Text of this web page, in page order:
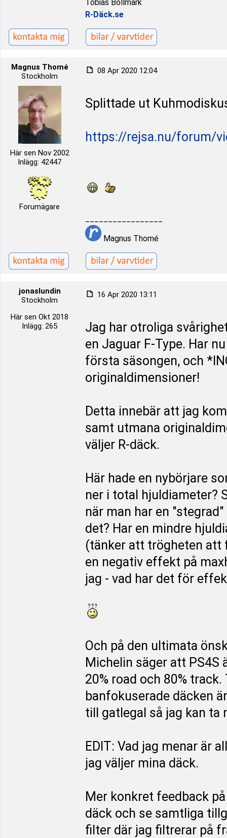
Tobias Bollmark
R-Däck.se
Magnus Thomé
Stockholm
Här sen Nov 2002
Inlägg: 42447
Forumägare
08 Apr 2020 12:04
Splittade ut
https://rejsa.nu/forum/
Magnus Thomé
jonaslundin
Stockholm
Här sen Okt 2018
Inlägg: 265
16 Apr 2020 13:11
Jag har otroliga
en Jaguar F-Type. Har
första säsongen, och
originaldimensioner!
Detta innebär att jag
samt utmana
väljer R-däck.
Här hade en nybörjare
ner i total hjuldiameter?
när man har en
det? Har en mindre
(tänker att trögheten att
en negativ effekt på
jag - vad har det för
Och på den ultimata
Michelin säger att PS4S
20% road och 80%
banfokuserade däcken
till gatlegal så jag kan ta
EDIT: Vad jag menar är
jag väljer mina däck.
Mer konkret feedback
däck och se samtliga
filter där jag filtrerar på